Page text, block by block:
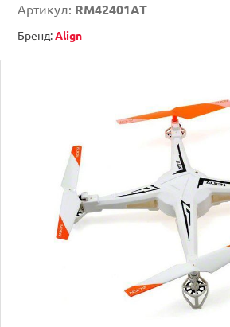
Артикул: RM42401AT
Бренд:Align